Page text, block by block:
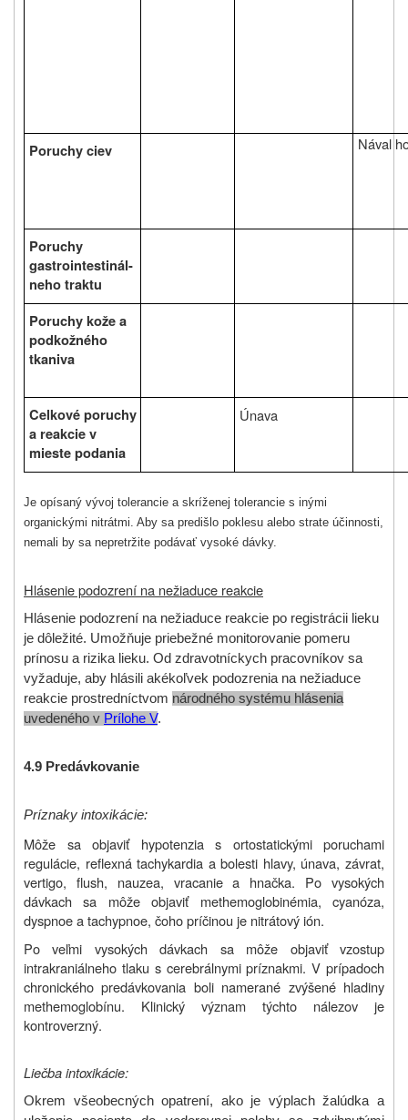
Poruchy ciev Nával
Poruchy
gastrointestinál-
neho traktu
Poruchy kože a
podkožného
tkaniva
Celkové poruchy
a reakcie v
mieste podania
Únava
Je opísaný vývoj tolerancie a skríženej tolerancie s inými
organickými nitrátmi. Aby sa predišlo poklesu alebo strate účinnosti,
nemali by sa nepretržite podávať vysoké dávky.
Hlásenie podozrení na nežiaduce reakcie
Hlásenie podozrení na nežiaduce reakcie po registrácii lieku
je dôležité. Umožňuje priebežné monitorovanie pomeru
prínosu a rizika lieku. Od zdravotníckych pracovníkov sa
vyžaduje, aby hlásili akékoľvek podozrenia na nežiaduce
reakcie prostredníctvom národného systému hlásenia
uvedeného v Prílohe V.
4.9 Predávkovanie
Príznaky intoxikácie:
Môže sa objaviť hypotenzia s ortostatickými poruchami
regulácie, reflexná tachykardia a bolesti hlavy, únava, závrat,
vertigo, flush, nauzea, vracanie a hnačka. Po vysokých
dávkach sa môže objaviť methemoglobinémia, cyanóza,
dyspnoe a tachypnoe, čoho príčinou je nitrátový ión.
Po veľmi vysokých dávkach sa môže objaviť vzostup
intrakraniálneho tlaku s cerebrálnymi príznakmi. V prípadoch
chronického predávkovania boli namerané zvýšené hladiny
methemoglobínu. Klinický význam týchto nálezov je
kontroverzný.
Liečba intoxikácie:
Okrem všeobecných opatrení, ako je výplach žalúdka a